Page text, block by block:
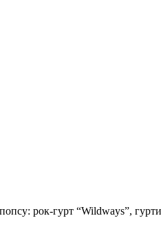
рок-гурт “Wildways”,